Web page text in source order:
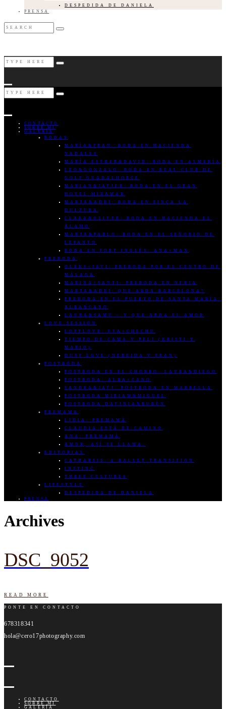
DESPEDIDA DE DANIELA
PRENSA
CONTACTO
SOBRE MI
GALERÍA
BODAS
MARÍA&FRAN: BODA EN HACIENDA
NADALES
MARÍA ESTHER&DAVID: BODA EN ALMERÍA
LEO&GONZALO: BODA EN REAL CLUB DE
GOLF GUADALHORCE
MARIAN&JAVIER: BODA EN EL GRAN
HOTEL MIRAMAR
MARTA&ADRI: BODA EN FINCA LA
DULZURA
CLARA&OLIVER: BODA EN HACIENDA EL
ÁLAMO
MARTA&PABLO: BODA EN EL SEÑORIO DE
LEPANTO
BODA EN FORT INGLÉS: ANA+MAX
PREBODA
OLEKS+JAVI: PREBODA POR EL CENTRO DE
MÁLAGA
MARINA+SANTI: PREBODA EN NERJA
MARTA&ADRI: QUE ARDA BARCELONA!
PREBODA EN EL PUERTO DE SANTA MARÍA:
ALBA&CANO
LAURA&SAMU – Y QUE ARDA EL AMOR
LOVE SESSION
LOFTLOVE: EVA+CHECHU
TIEMPO DE CAMA Y PELI (KRISTI Y
MARIO)
DUST LOVE (NEREIDA Y FRAN)
POSTBODA
POSTBODA EN EL CHORRO: LAURA&DIEGO
POSTBODA: ALBA+CANO
SANDRA&JAVI: POSTBODA EN MARBELLA
POSTBODA MIRIAM&MIGUEL
POSTBODA DAVINIA&RUBÉN
PREMAMA
LIDIA: PREMAMÁ
CLAUDIA ESTÁ DE CAMINO
ANA: PREMAMÁ
AMOR, ASÍ SE LLAMA.
EDITORIAL
CATHARSIS: A BALLET TRANSITION
INSTINC
THREE CULTURES
LIFESTYLE
DESPEDIDA DE DANIELA
PRENSA
Archives
DSC_9052
READ MORE
PONTE EN CONTACTO
678318341
hola@cero17photography.com
CONTACTO
SOBRE MI
GALERÍA